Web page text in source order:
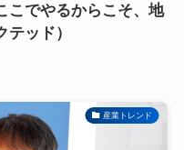
こでやるからこそ、地
ッド）
産業トレンド